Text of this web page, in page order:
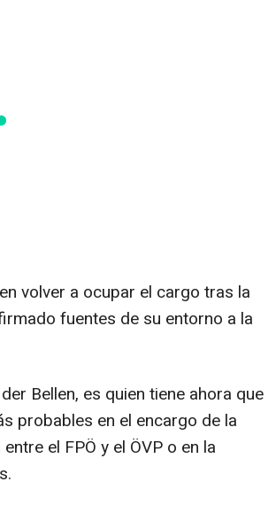
volver a ocupar el cargo tras la
fuentes de su entorno a la
Bellen, es quien tiene ahora que
probables en el encargo de la
el FPÖ y el ÖVP o en la